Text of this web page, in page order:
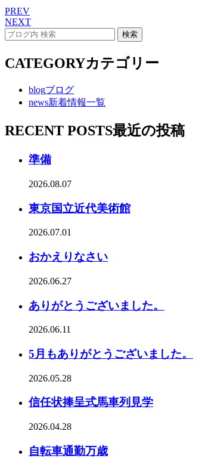
PREV
NEXT
CATEGORYカテゴリー
blogブログ
news新着情報一覧
RECENT POSTS最近の投稿
準備
2026.08.07
東京国立近代美術館
2026.07.01
おかえりなさい
2026.06.27
ありがとうございました。
2026.06.11
5月もありがとうございました。
2026.05.28
信任状捧呈式馬車列見学
2026.04.28
自転車通勤万歳